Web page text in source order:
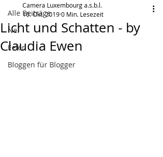
Alle Beiträge
Nei
Eeler
Bloggen für Blogger
Licht und Schatten - by
Claudia Ewen
Camera Luxembourg a.s.b.l.
10. Okt. 20190 Min. Lesezeit